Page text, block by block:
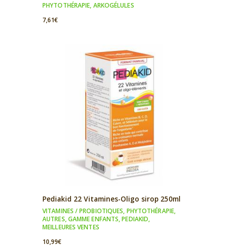
PHYTOTHÉRAPIE, ARKOGÉLULES
7,61€
Pediakid 22 Vitamines-Oligo sirop 250ml
VITAMINES / PROBIOTIQUES, PHYTOTHÉRAPIE,
AUTRES,GAMME ENFANTS,PEDIAKID,
MEILLEURES VENTES
10,99€